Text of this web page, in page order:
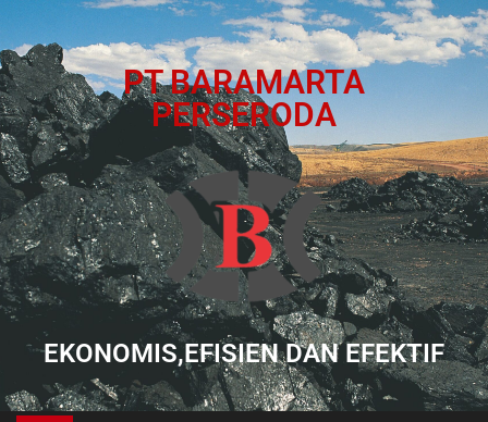
PT BARAMARTA
PERSERODA
EKONOMIS,EFISIEN DAN EFEKTIF